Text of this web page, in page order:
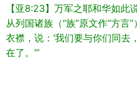
【亚8:23】万军之耶和华如此
从列国诸族（“族”原文作“方言
衣襟，说：‘我们要与你们同
在了。’”